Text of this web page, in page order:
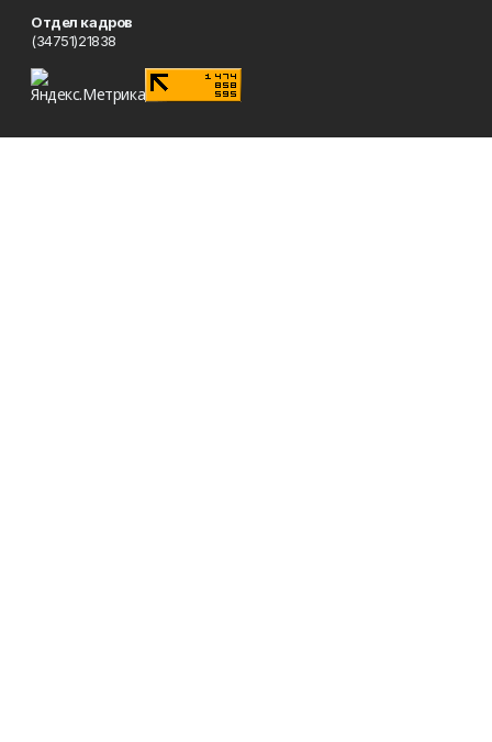
Отдел кадров
(34751)21838